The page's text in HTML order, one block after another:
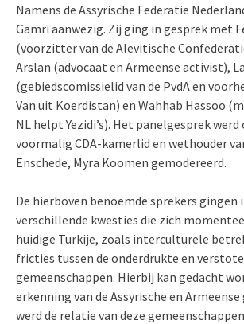
Namens de Assyrische Federatie
Gamri aanwezig. Zij ging in gesprek met
(voorzitter van de Alevitische
Arslan (advocaat en Armeense activist),
(gebiedscomissielid van de PvdA en
Van uit Koerdistan) en Wahhab Hassoo
NL helpt Yezidi’s). Het panelgesprek
voormalig CDA-kamerlid en wethouder
Enschede, Myra Koomen gemodereerd.
De hierboven benoemde sprekers gingen
verschillende kwesties die zich
huidige Turkije, zoals interculturele
fricties tussen de onderdrukte en
gemeenschappen. Hierbij kan gedacht
erkenning van de Assyrische en Armeense
werd de relatie van deze